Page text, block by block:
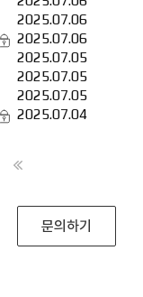
2025.07.06
2025.07.06
2025.07.05
2025.07.05
2025.07.05
2025.07.04
문의하기